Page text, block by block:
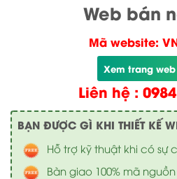
Web bán
Mã website:
Xem trang
Liên hệ :
BẠN ĐƯỢC GÌ KHI THIẾT KẾ
Hỗ trợ kỹ thuật khi có sự
Bàn giao 100% mã